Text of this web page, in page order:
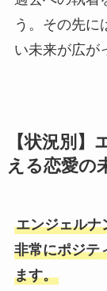
う。その先に
い未来が広が
【状況別
える恋愛の
エンジェルナ
非常にポジテ
ます。